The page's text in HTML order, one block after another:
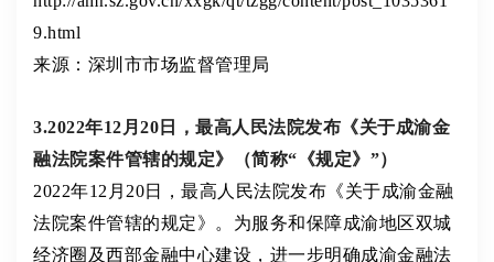
9.html
来源：深圳市市场监督管理局
3.2022年12月20日，最高人民法院发布《关于成渝金
融法院案件管辖的规定》（简称“《规定》”）
2022年12月20日，最高人民法院发布《关于成渝金融
法院案件管辖的规定》。为服务和保障成渝地区双城
经济圈及西部金融中心建设，进一步明确成渝金融法